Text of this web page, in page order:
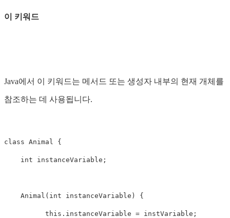
이 키워드
Java에서 이 키워드는 메서드 또는 생성자 내부의 현재 개체를
참조하는 데 사용됩니다.
class Animal {
    int instanceVariable;
    Animal(int instanceVariable) {
          this.instanceVariable = instVariable;